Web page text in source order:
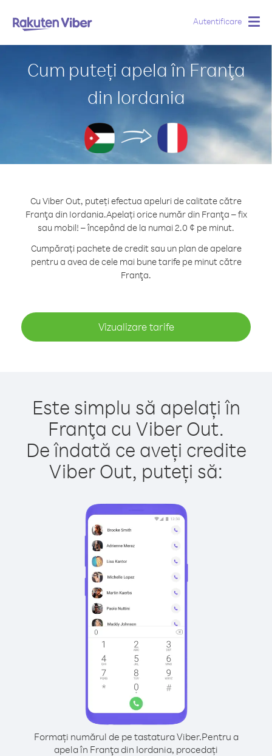
Autentificare
Cum puteți apela în Franţa
din Iordania
Cu Viber Out, puteți efectua apeluri de calitate către
Franţa din Iordania.Apelați orice număr din Franţa – fix
sau mobil! – începând de la numai 2.0 ¢ pe minut.
Cumpărați pachete de credit sau un plan de apelare
pentru a avea de cele mai bune tarife pe minut către
Franţa.
Vizualizare tarife
Este simplu să apelați în
Franţa cu Viber Out.
De îndată ce aveți credite
Viber Out, puteți să:
Formați numărul de pe tastatura Viber.Pentru a
apela în Franţa din Iordania, procedați